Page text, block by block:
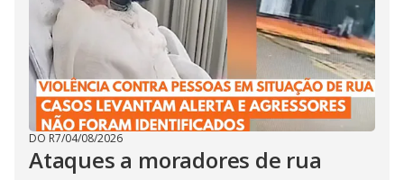
DO R7/04/08/2026
Ataques a moradores de rua